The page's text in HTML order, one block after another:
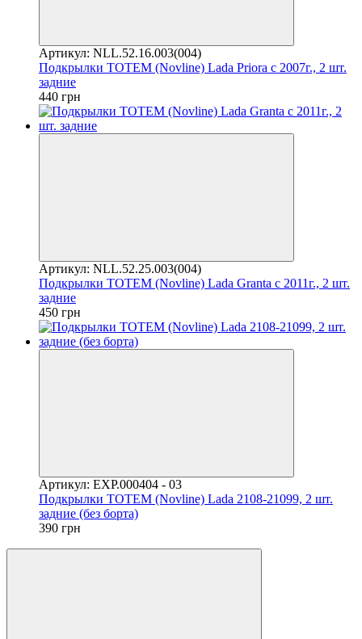
Артикул: NLL.52.16.003(004)
Подкрылки TOTEM (Novline) Lada Priora с 2007г., 2 шт.
задние
440 грн
Артикул: NLL.52.25.003(004)
Подкрылки TOTEM (Novline) Lada Granta с 2011г., 2 шт.
задние
450 грн
Артикул: EXP.000404 - 03
Подкрылки TOTEM (Novline) Lada 2108-21099, 2 шт.
задние (без борта)
390 грн